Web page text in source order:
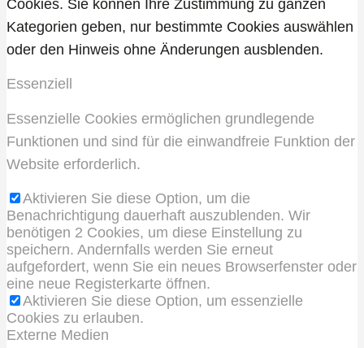
Cookies. Sie können Ihre Zustimmung zu ganzen
Kategorien geben, nur bestimmte Cookies auswählen
oder den Hinweis ohne Änderungen ausblenden.
Essenziell
Essenzielle Cookies ermöglichen grundlegende
Funktionen und sind für die einwandfreie Funktion der
Website erforderlich.
Aktivieren Sie diese Option, um die
Benachrichtigung dauerhaft auszublenden. Wir
benötigen 2 Cookies, um diese Einstellung zu
speichern. Andernfalls werden Sie erneut
aufgefordert, wenn Sie ein neues Browserfenster oder
eine neue Registerkarte öffnen.
Aktivieren Sie diese Option, um essenzielle
Cookies zu erlauben.
Externe Medien